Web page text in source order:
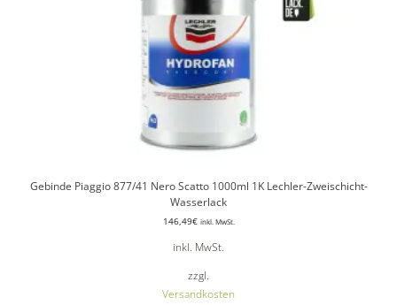
Gebinde Piaggio 877/41 Nero Scatto 1000ml 1K Lechler-Zweischicht-
Wasserlack
146,49€ inkl. MwSt.
inkl. MwSt.
zzgl.
Versandkosten